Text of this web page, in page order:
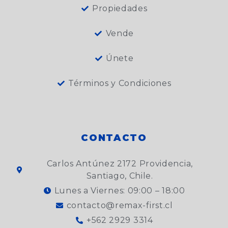
Propiedades
Vende
Únete
Términos y Condiciones
CONTACTO
Carlos Antúnez 2172 Providencia,
Santiago, Chile.
Lunes a Viernes: 09:00 – 18:00
contacto@remax-first.cl
+562 2929 3314